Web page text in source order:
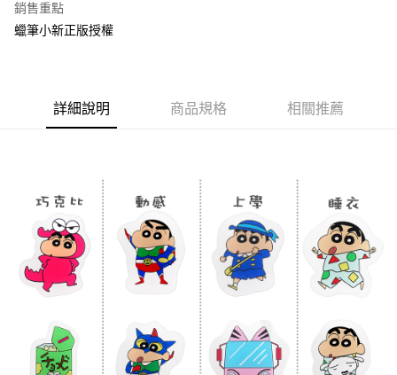
AFTEE先享後付
１．簡單：不需註冊會員、不需綁卡、不需儲值。
２．便利：只要手機號碼，簡訊認證，即可結帳。
１．於結帳方式選擇「AFTEE先享後付」後，將跳轉至「AFTEE先享後付」
結帳頁面，進行簡訊認證並確認金額後，即可完成結帳。
２．訂單成立數日內，您將收到繳費通知簡訊。
３．收到繳費通知簡訊後14天內，點擊此簡訊中的連結，可透過四大超商／
ATM／網路銀行／等多元方式進行付款，方視為交易完成。
※ 請注意：結帳手續完成當下不需立刻繳費，但若您需要取消訂單，請聯絡
購買商品的店家。未經商家同意取消之訂單仍視為有效，需透過AFTEE先享
後付繳納相關費用。
※ 交易是否成功請以「AFTEE先享後付 」之結帳頁面顯示為準，若有關於
是否繳費成功／繳費後需取消欲退款等相關疑問，請聯繫「AFTEE先享後付
客戶支援中心」
https://netprotections.freshdesk.com/support/home
運送方式
付款後全家取貨
每筆NT$60，滿NT$499(含以上)免運費
7-11付款取貨
每筆NT$60，滿NT$499(含以上)免運費
每筆NT$60，滿NT$499(含以上)免運費
銷售重點
蠟筆小新正版授權
詳細說明 商品規格 相關推薦